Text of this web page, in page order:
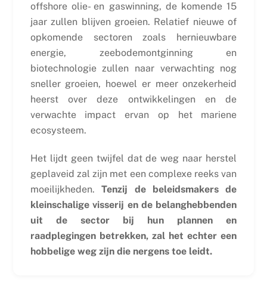
offshore olie- en gaswinning, de komende 15
jaar zullen blijven groeien. Relatief nieuwe of
opkomende sectoren zoals hernieuwbare
energie, zeebodemontginning en
biotechnologie zullen naar verwachting nog
sneller groeien, hoewel er meer onzekerheid
heerst over deze ontwikkelingen en de
verwachte impact ervan op het mariene
ecosysteem.
Het lijdt geen twijfel dat de weg naar herstel
geplaveid zal zijn met een complexe reeks van
moeilijkheden.Tenzij de beleidsmakers de
kleinschalige visserij en de belanghebbenden
uit de sector bij hun plannen en
raadplegingen betrekken, zal het echter een
hobbelige weg zijn die nergens toe leidt.